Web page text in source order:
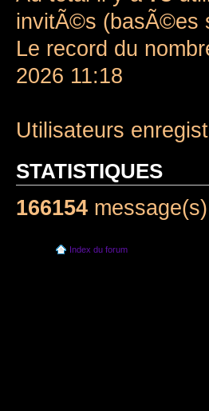
invitÃ©s (basÃ©es
Le record du
2026 11:18
Utilisateurs
STATISTIQUES
166154 message(s)
Index du forum